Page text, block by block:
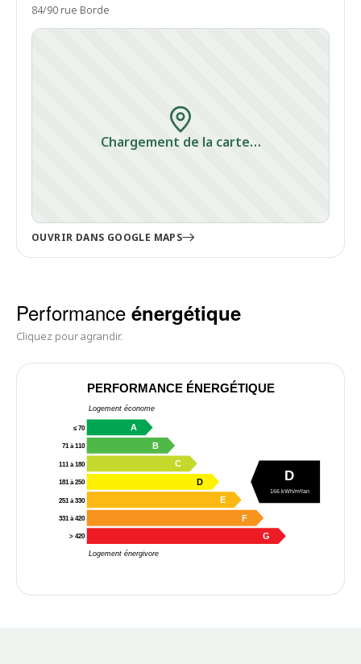
84/90 rue Borde
Chargement de la carte…
OUVRIR DANS GOOGLE MAPS
Performance énergétique
Cliquez pour agrandir.
PERFORMANCE ÉNERGÉTIQUE
Logement économe
Logement énergivore
≤ 70 A
71 à 110 B
111 à 180 C
181 à 250 D
251 à 330 E
331 à 420 F
> 420 G
D
166 kWh/m²/an